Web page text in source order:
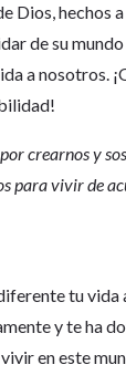
Dios, hechos
de su
a nosotros.
crearnos y
para vivir de
tu vida
y te ha
en este